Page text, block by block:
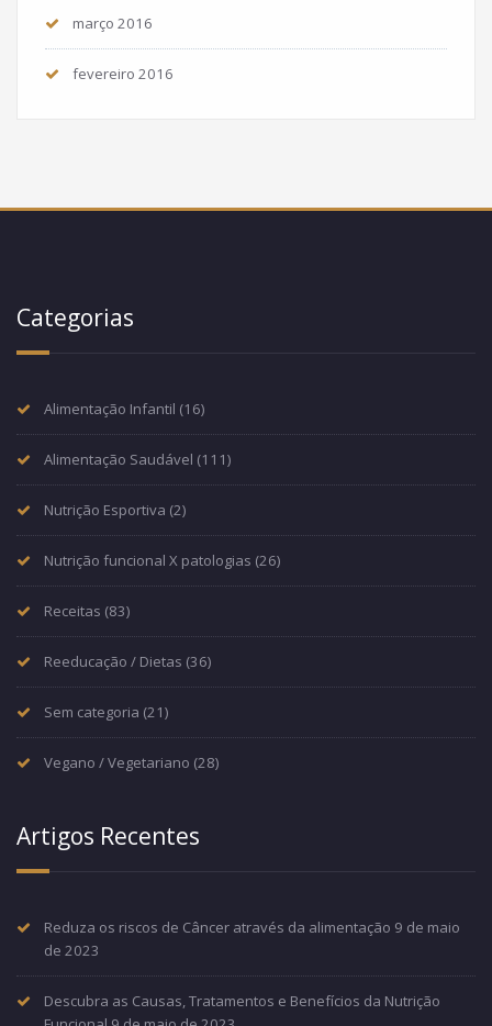
março 2016
fevereiro 2016
Categorias
Alimentação Infantil (16)
Alimentação Saudável (111)
Nutrição Esportiva (2)
Nutrição funcional X patologias (26)
Receitas (83)
Reeducação / Dietas (36)
Sem categoria (21)
Vegano / Vegetariano (28)
Artigos Recentes
Reduza os riscos de Câncer através da alimentação 9 de maio
de 2023
Descubra as Causas, Tratamentos e Benefícios da Nutrição